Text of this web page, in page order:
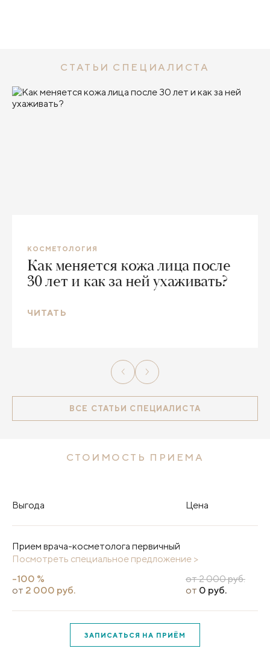
СТАТЬИ СПЕЦИАЛИСТА
КОСМЕТОЛОГИЯ
Как меняется кожа лица после
30 лет и как за ней ухаживать?
ЧИТАТЬ
ВСЕ СТАТЬИ СПЕЦИАЛИСТА
СТОИМОСТЬ ПРИЕМА
Выгода Цена
Прием врача-косметолога первичный
Посмотреть специальное предложение >
-100 %
от 2 000 руб.
от 2 000 руб.
от 0 руб.
ЗАПИСАТЬСЯ НА ПРИЁМ